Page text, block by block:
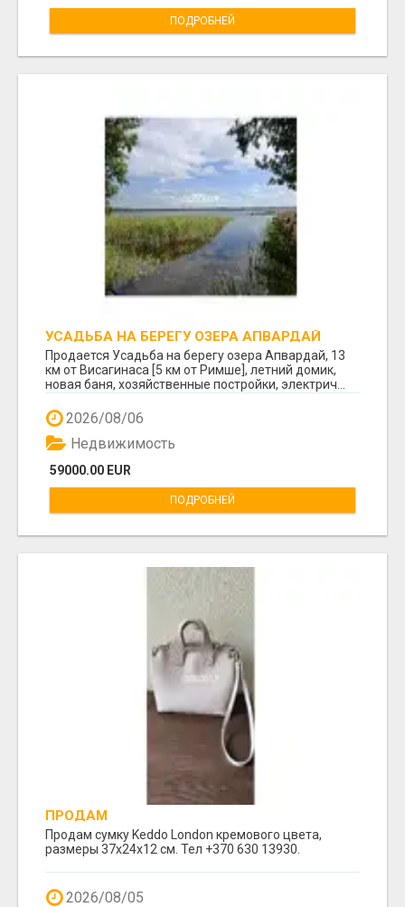
ПОДРОБНЕЙ
УСАДЬБА НА БЕРЕГУ ОЗЕРА АПВАРДАЙ
Продается Усадьба на берегу озера Апвардай, 13
км от Висагинаса [5 км от Римше], летний домик,
новая баня, хозяйственные постройки, электрич...
2026/08/06
59000.00 EUR
Недвижимость
ПОДРОБНЕЙ
ПРОДАМ
Продам сумку Keddo London кремового цвета,
размеры 37x24x12 cм. Тел +370 630 13930.
2026/08/05